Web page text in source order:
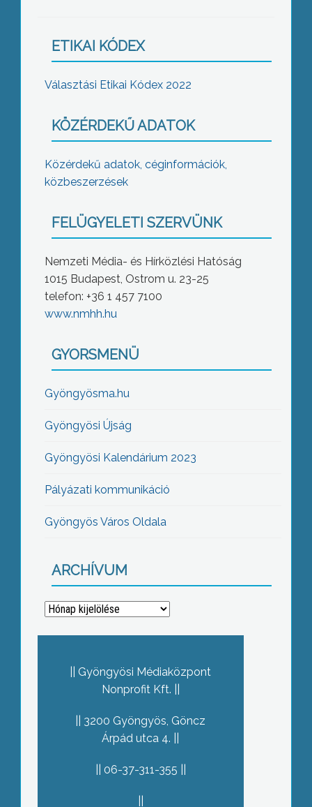
ETIKAI KÓDEX
Választási Etikai Kódex 2022
KÖZÉRDEKŰ ADATOK
Közérdekű adatok, céginformációk,
közbeszerzések
FELÜGYELETI SZERVÜNK
Nemzeti Média- és Hírközlési Hatóság
1015 Budapest, Ostrom u. 23-25
telefon: +36 1 457 7100
www.nmhh.hu
GYORSMENÜ
Gyöngyösma.hu
Gyöngyösi Újság
Gyöngyösi Kalendárium 2023
Pályázati kommunikáció
Gyöngyös Város Oldala
ARCHÍVUM
Archívum
Gyöngyösi Médiaközpont
Nonprofit Kft.
3200 Gyöngyös, Göncz
Árpád utca 4.
06-37-311-355